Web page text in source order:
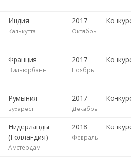
Индия
Калькутта
2017
Октябрь
Франция
Вильюрбанн
2017
Ноябрь
Румыния
Бухарест
2017
Декабрь
Нидерланды
(Голландия)
Амстердам
2018
Февраль